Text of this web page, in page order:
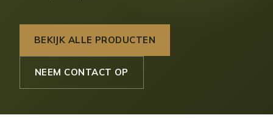
BEKIJK ALLE PRODUCTEN
NEEM CONTACT OP